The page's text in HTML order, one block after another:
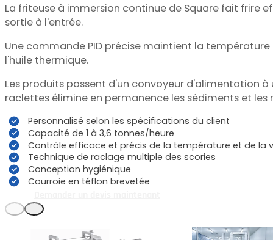
La friteuse à immersion continue de Square fait frire
sortie à l'entrée.
Une commande PID précise maintient la
l'huile thermique.
Les produits passent d'un convoyeur d'alimentation
raclettes élimine en permanence les sédiments et les
Personnalisé selon les spécifications du client
Capacité de 1 à 3,6 tonnes/heure
Contrôle efficace et précis de la température et de la
Technique de raclage multiple des scories
Conception hygiénique
Courroie en téflon brevetée